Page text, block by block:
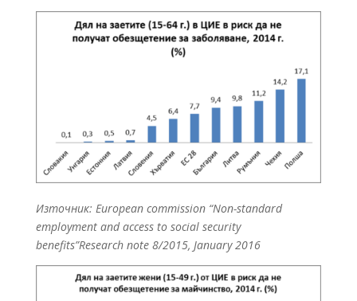
Източник: European commission “Non-standard
employment and access to social security
benefits”Research note 8/2015, January 2016